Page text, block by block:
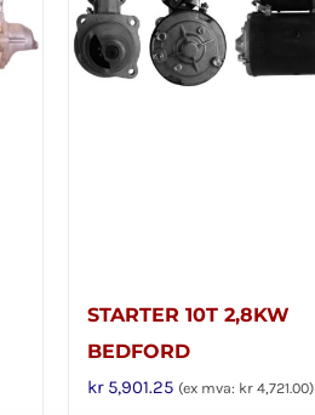
STARTER 10T 2,8KW
BEDFORD
kr5,901.25 (ex mva: kr4,721.00)